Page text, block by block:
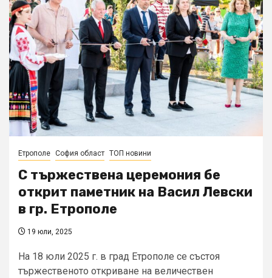
Етрополе София област ТОП новини
С тържествена церемония бе
открит паметник на Васил Левски
в гр. Етрополе
19 юли, 2025
На 18 юли 2025 г. в град Етрополе се състоя
тържественото откриване на величествен